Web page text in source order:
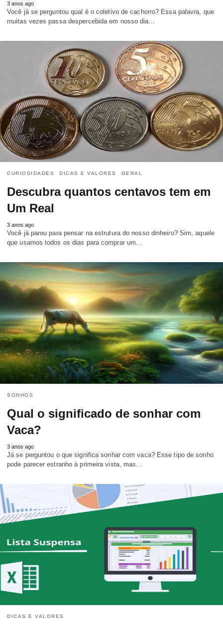
3 anos ago
Você já se perguntou qual é o coletivo de cachorro? Essa palavra, que
muitas vezes passa despercebida em nosso dia…
CURIOSIDADES DICAS E VALORES GERAL
Descubra quantos centavos tem em
Um Real
3 anos ago
Você já parou para pensar na estrutura do nosso dinheiro? Sim, aquele
que usamos todos os dias para comprar um…
SONHOS
Qual o significado de sonhar com
Vaca?
3 anos ago
Já se perguntou o que significa sonhar com vaca? Esse tipo de sonho
pode parecer estranho à primeira vista, mas…
DICAS E VALORES